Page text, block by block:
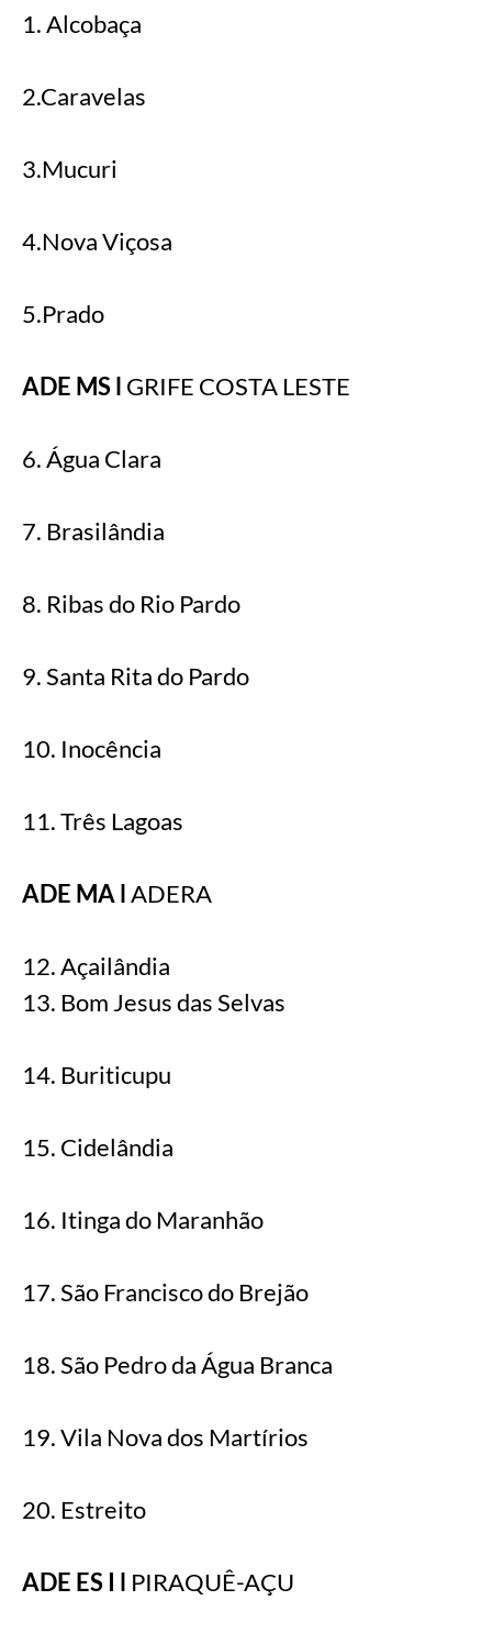
1. Alcobaça
2.Caravelas
3.Mucuri
4.Nova Viçosa
5.Prado
ADE MS l GRIFE COSTA LESTE
6. Água Clara
7. Brasilândia
8. Ribas do Rio Pardo
9. Santa Rita do Pardo
10. Inocência
11. Três Lagoas
ADE MA lADERA
12. Açailândia
13. Bom Jesus das Selvas
14. Buriticupu
15. Cidelândia
16. Itinga do Maranhão
17. São Francisco do Brejão
18. São Pedro da Água Branca
19. Vila Nova dos Martírios
20. Estreito
ADE ES I l PIRAQUÊ-AÇU